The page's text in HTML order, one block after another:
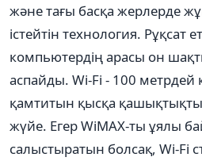
және тағы басқа жерлерде
істейтін технология. Рұқсат
компьютердің арасы он
аспайды. Wi-Fi - 100
қамтитын қысқа қашықтықты
жүйе. Егер WiMAX-ты ұялы
салыстыратын болсақ, Wi-Fi